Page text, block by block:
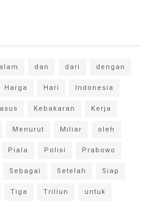
dan dari
dengan
Harga Hari
Indonesia
Kebakaran
Kerja
Menurut Miliar
oleh
Piala Polisi
Prabowo
Sebagai Setelah
Siap
Tiga Triliun
untuk